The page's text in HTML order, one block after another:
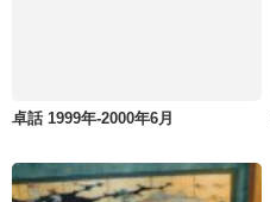
卓話 1999年-2000年6月